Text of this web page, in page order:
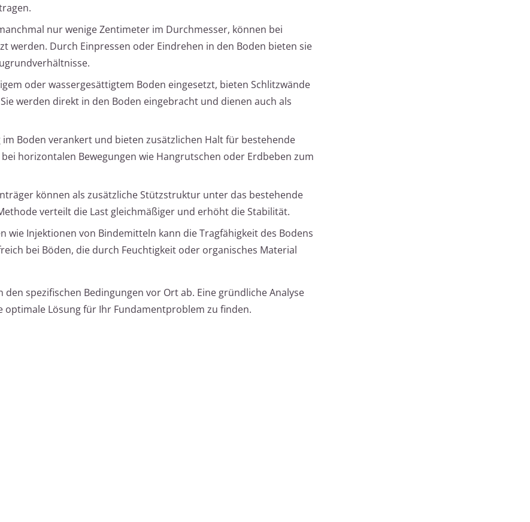
nur wenige Zentimeter im Durchmesser, können bei
werden. Durch Einpressen oder Eindrehen in den Boden bieten sie
oder wassergesättigtem Boden eingesetzt, bieten Schlitzwände
werden direkt in den Boden eingebracht und dienen auch als
im Boden verankert und bieten zusätzlichen Halt für bestehende
horizontalen Bewegungen wie Hangrutschen oder Erdbeben zum
können als zusätzliche Stützstruktur unter das bestehende
verteilt die Last gleichmäßiger und erhöht die Stabilität.
wie Injektionen von Bindemitteln kann die Tragfähigkeit des Bodens
bei Böden, die durch Feuchtigkeit oder organisches Material
spezifischen Bedingungen vor Ort ab. Eine gründliche Analyse
Lösung für Ihr Fundamentproblem zu finden.